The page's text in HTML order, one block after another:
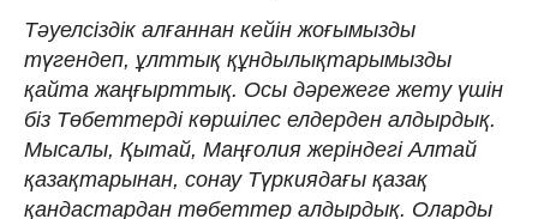
Тәуелсіздік алғаннан кейін жоғымызды
түгендеп, ұлттық құндылықтарымызды
қайта жаңғырттық. Осы дәрежеге жету үшін
біз Төбеттерді көршілес елдерден алдырдық.
Мысалы, Қытай, Маңғолия жеріндегі Алтай
қазақтарынан, сонау Түркиядағы қазақ
қандастардан төбеттер алдырдық. Оларды